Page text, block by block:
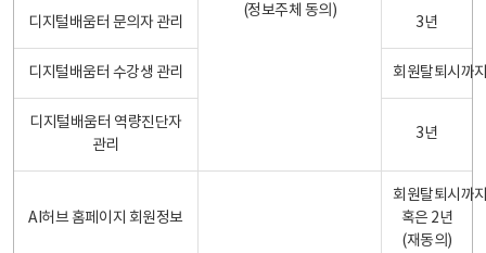
(정보주체 동의)
디지털배움터 문의자 관리 3년
디지털배움터 수강생 관리 회원탈퇴시까
디지털배움터 역량진단자
관리
3년
AI허브 홈페이지 회원정보
회원탈퇴시까
혹은 2년
(재동의)